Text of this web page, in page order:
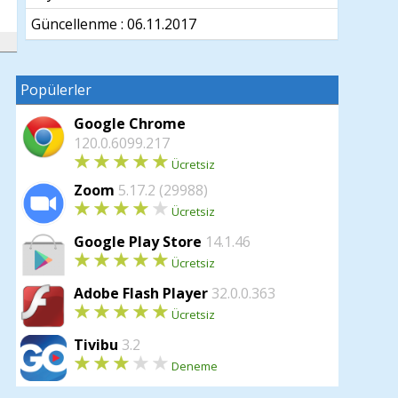
Güncellenme :06.11.2017
Popülerler
Google Chrome
120.0.6099.217
Ücretsiz
Zoom 5.17.2 (29988)
Ücretsiz
Google Play Store 14.1.46
Ücretsiz
Adobe Flash Player 32.0.0.363
Ücretsiz
Tivibu 3.2
Deneme